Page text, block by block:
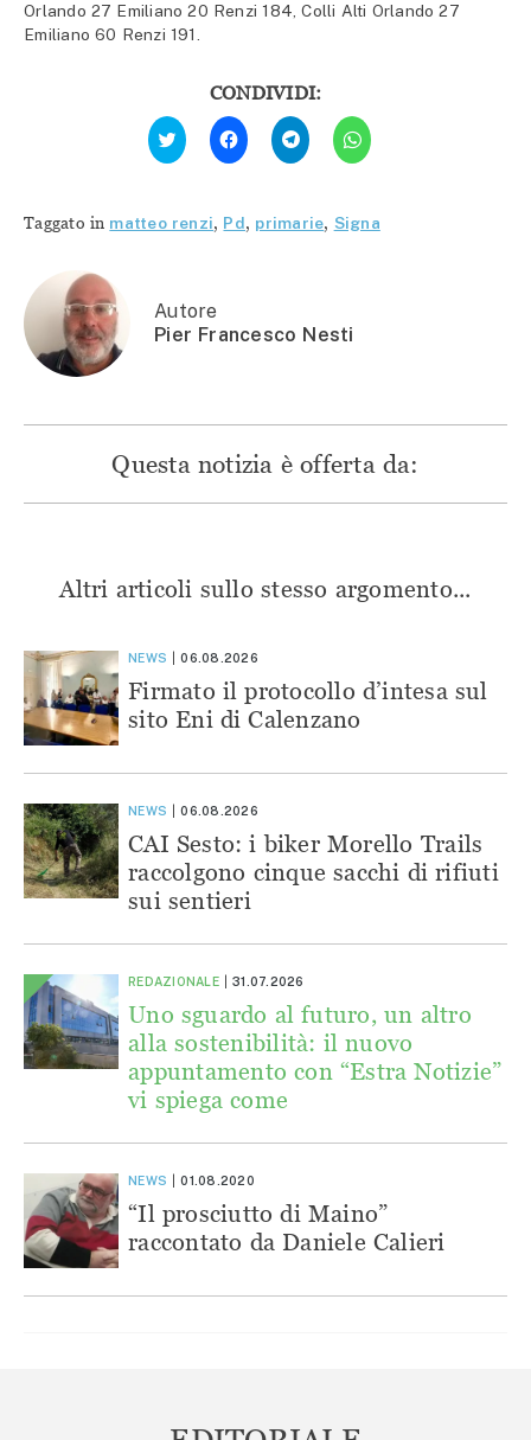
Orlando 27 Emiliano 20 Renzi 184, Colli Alti Orlando 27
Emiliano 60 Renzi 191.
CONDIVIDI:
Fai
clic
qui
Twitter
(Si
finestra)
Fai
clic
per
condividere
(Si
apre
Fai
clic
per
condividere
(Si
apre
Fai
clic
per
(Si
apre
Taggato in matteo renzi, Pd, primarie, Signa
Autore
Pier Francesco Nesti
Questa notizia è offerta da:
Altri articoli sullo stesso argomento...
NEWS 06.08.2026
Firmato il protocollo d’intesa sul
sito Eni di Calenzano
NEWS 06.08.2026
CAI Sesto: i biker Morello Trails
raccolgono cinque sacchi di rifiuti
sui sentieri
REDAZIONALE 31.07.2026
Uno sguardo al futuro, un altro
alla sostenibilità: il nuovo
appuntamento con “Estra Notizie”
vi spiega come
NEWS 01.08.2020
“Il prosciutto di Maino”
raccontato da Daniele Calieri